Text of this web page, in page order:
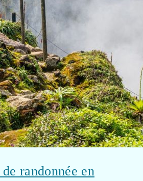
randonnée en